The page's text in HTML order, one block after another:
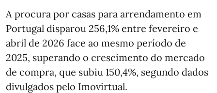
A procura por casas para arrendamento em
Portugal disparou 256,1% entre fevereiro e
abril de 2026 face ao mesmo período de
2025, superando o crescimento do mercado
de compra, que subiu 150,4%, segundo dados
divulgados pelo Imovirtual.